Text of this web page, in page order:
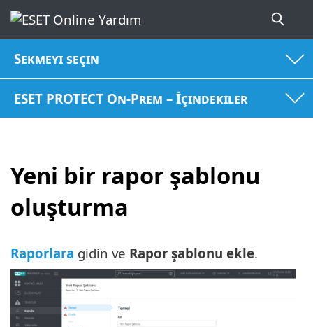
Sekmeyi seçin
ESET PROTECT On-Prem – İçindekiler
Yeni bir rapor şablonu
oluşturma
Raporlara gidin ve Rapor şablonu ekle.